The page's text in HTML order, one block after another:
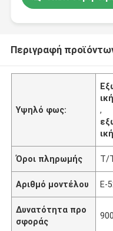
Περιγραφή
Υψηλό φως:
,
Όροι πληρωμής T/
Αριθμό μοντέλου Ε-
Δυνατότητα προ
σφοράς